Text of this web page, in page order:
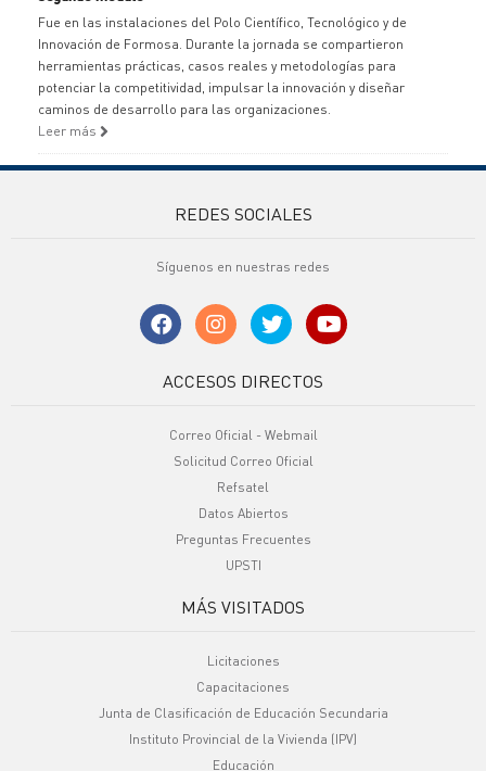
Fue en las instalaciones del Polo Científico, Tecnológico y de
Innovación de Formosa. Durante la jornada se compartieron
herramientas prácticas, casos reales y metodologías para
potenciar la competitividad, impulsar la innovación y diseñar
caminos de desarrollo para las organizaciones.
Leer más
REDES SOCIALES
Síguenos en nuestras redes
ACCESOS DIRECTOS
Correo Oficial - Webmail
Solicitud Correo Oficial
Refsatel
Datos Abiertos
Preguntas Frecuentes
UPSTI
MÁS VISITADOS
Licitaciones
Capacitaciones
Junta de Clasificación de Educación Secundaria
Instituto Provincial de la Vivienda (IPV)
Educación